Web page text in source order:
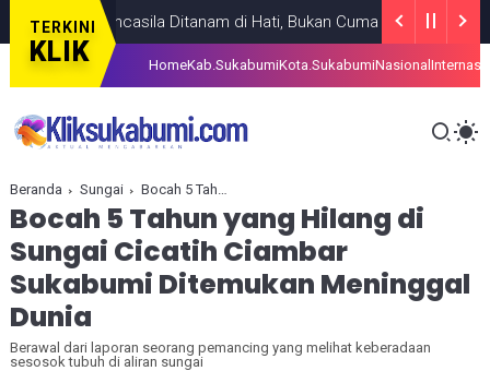
TERKINI
KLIK
Pancasila Ditanam di Hati, Bukan Cuma di Mulut BERITA
HomeKab.SukabumiKota.SukabumiNasional
Beranda Sungai Bocah 5 Tahun yang Hilang di Sungai Cicatih Ciambar Sukabumi Ditemukan Meninggal Dunia
Bocah 5 Tahun yang Hilang di
Sungai Cicatih Ciambar
Sukabumi Ditemukan Meninggal
Dunia
Berawal dari laporan seorang pemancing yang melihat keberadaan
sesosok tubuh di aliran sungai